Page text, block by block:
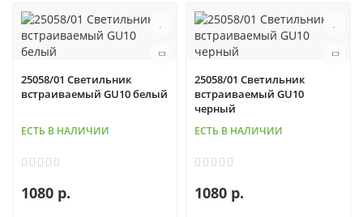
25058/01 Светильник
встраиваемый GU10 белый
ЕСТЬ В НАЛИЧИИ
1080 р.
25058/01 Светильник
встраиваемый GU10
черный
ЕСТЬ В НАЛИЧИИ
1080 р.